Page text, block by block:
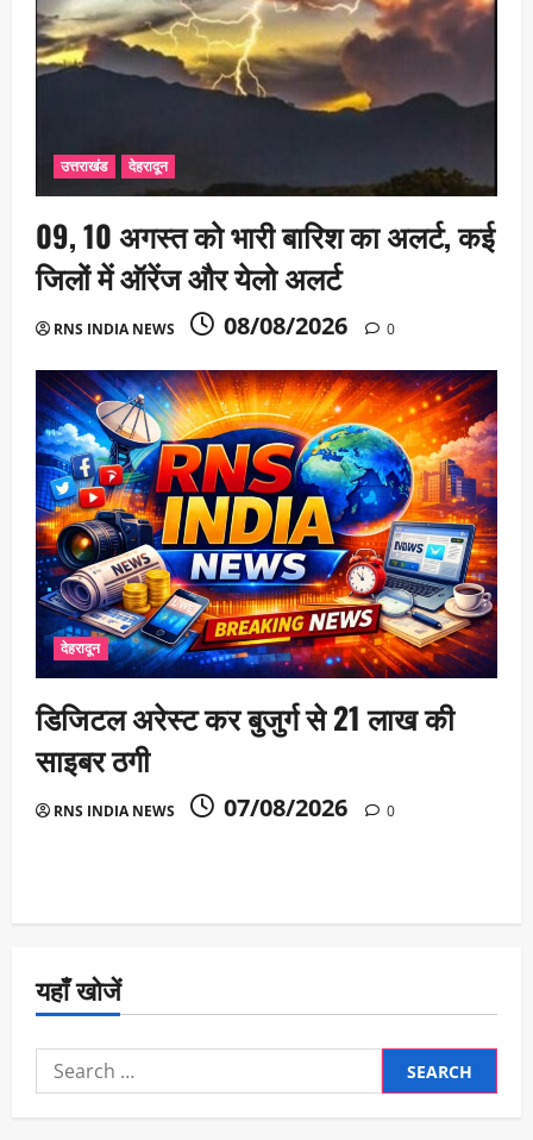
उत्तराखंड देहरादून
09, 10 अगस्त को भारी बारिश का अलर्ट, कई
जिलों में ऑरेंज और येलो अलर्ट
RNS INDIA NEWS 08/08/2026 0
देहरादून
डिजिटल अरेस्ट कर बुजुर्ग से 21 लाख की
साइबर ठगी
RNS INDIA NEWS 07/08/2026 0
यहाँ खोजें
Search
for: